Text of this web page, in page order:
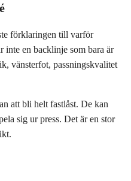
förklaringen till varför
inte en backlinje som bara är
vänsterfot, passningskvalitet
att bli helt fastlåst. De kan
sig ur press. Det är en stor